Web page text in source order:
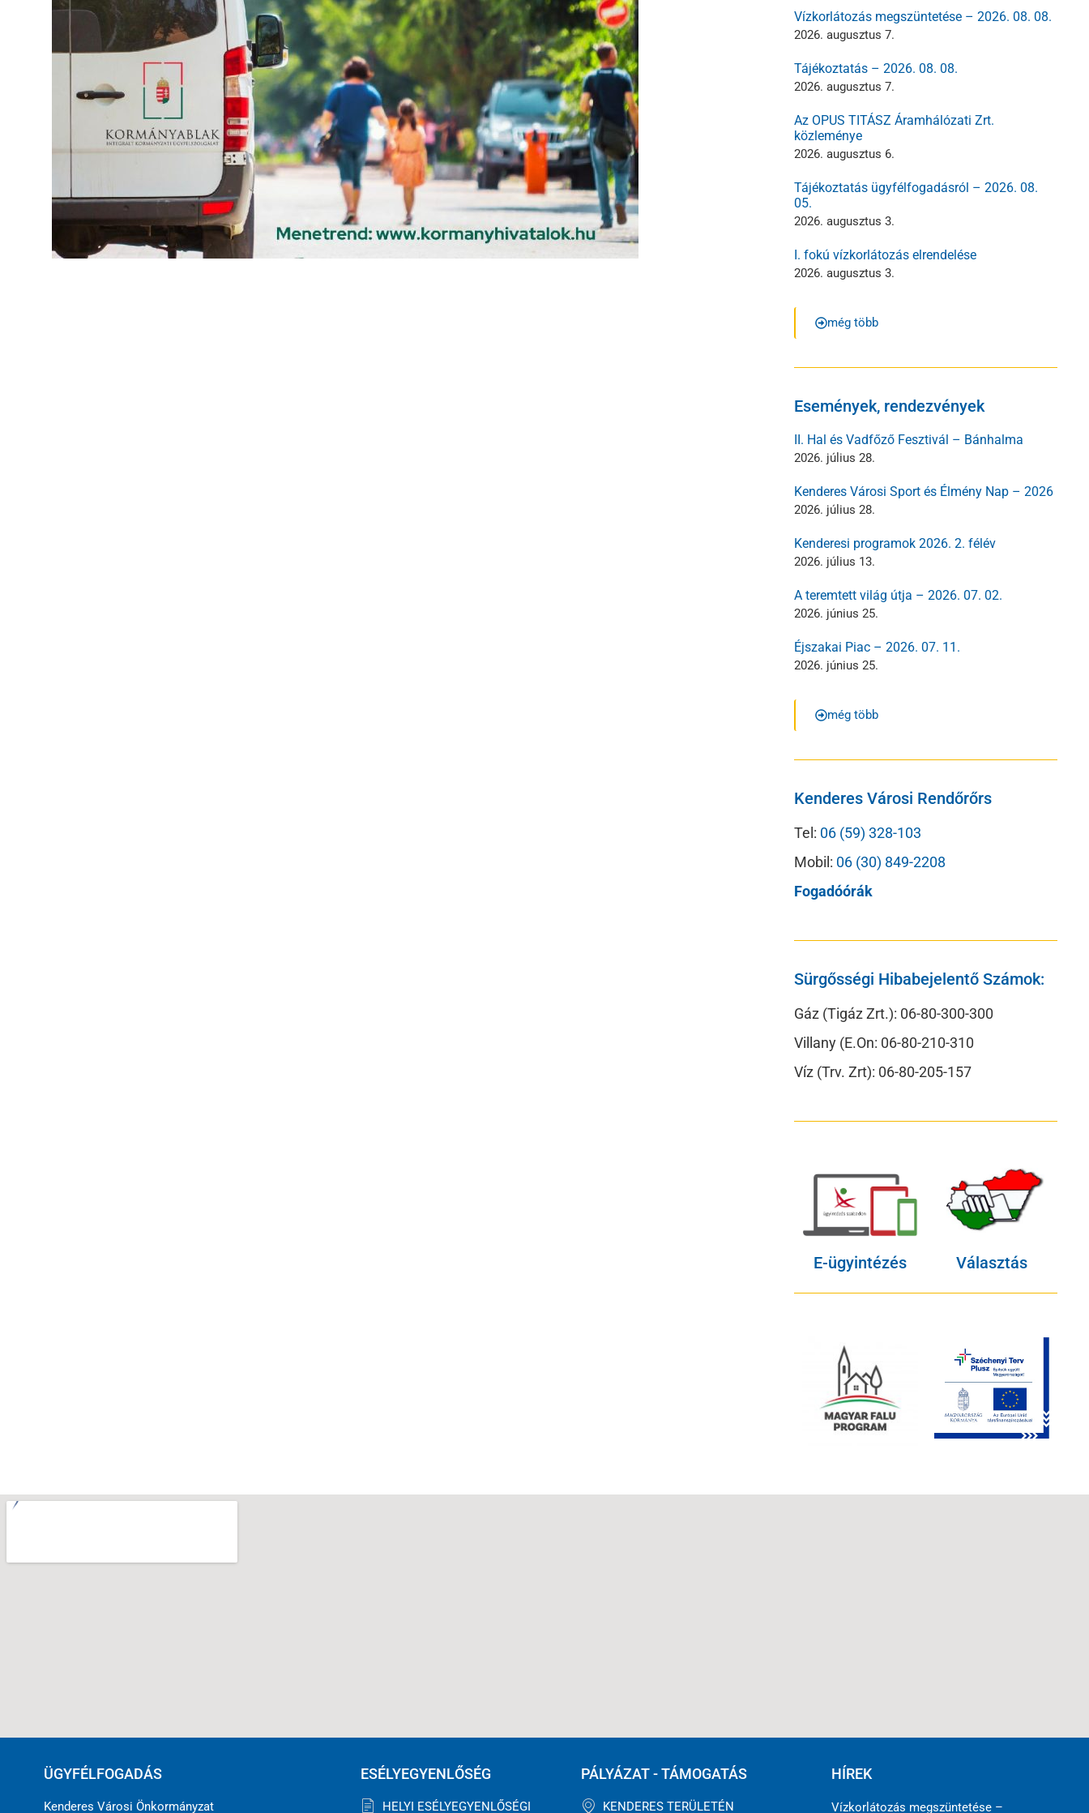
Vízkorlátozás megszüntetése – 2026. 08. 08.
2026. augusztus 7.
Tájékoztatás – 2026. 08. 08.
2026. augusztus 7.
Az OPUS TITÁSZ Áramhálózati Zrt.
közleménye
2026. augusztus 6.
Tájékoztatás ügyfélfogadásról – 2026. 08.
05.
2026. augusztus 3.
I. fokú vízkorlátozás elrendelése
2026. augusztus 3.
még több
Események, rendezvények
II. Hal és Vadfőző Fesztivál – Bánhalma
2026. július 28.
Kenderes Városi Sport és Élmény Nap – 2026
2026. július 28.
Kenderesi programok 2026. 2. félév
2026. július 13.
A teremtett világ útja – 2026. 07. 02.
2026. június 25.
Éjszakai Piac – 2026. 07. 11.
2026. június 25.
még több
Kenderes Városi Rendőrőrs
Tel: 06 (59) 328-103
Mobil: 06 (30) 849-2208
Fogadóórák
Sürgősségi Hibabejelentő Számok:
Gáz (Tigáz Zrt.): 06-80-300-300
Villany (E.On: 06-80-210-310
Víz (Trv. Zrt): 06-80-205-157
E-ügyintézés Választás
ÜGYFÉLFOGADÁS
Kenderes Városi Önkormányzat
ESÉLYEGYENLŐSÉG
HELYI ESÉLYEGYENLŐSÉGI
PÁLYÁZAT - TÁMOGATÁS
KENDERES TERÜLETÉN
HÍREK
Vízkorlátozás megszüntetése –